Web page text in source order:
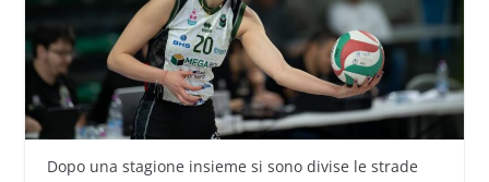
Dopo una stagione insieme si sono divise le strade